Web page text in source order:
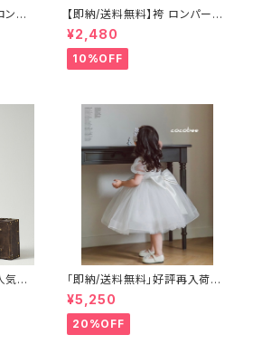
ンパ
ク
ンパ
ン
日
100
【即納/送料無料】袴 ロンパース
男の子 和服 女の子 着物 出産
祝い ユニセックス 七五三 結婚
式 70 80 90 フォーマル お正
月 初節句 節句 袴 ロンパース
¥2,480
10%OFF
気男
入
ォ
ルス
ッ
「即納/送料無料」好評再入荷子
供ドレスベビードレスホワイトド
レス 1歳バースデーセレモニー
ドレス結婚式 お誕生日ハーフ
バースデードレス 七五三撮
¥5,250
20%OFF